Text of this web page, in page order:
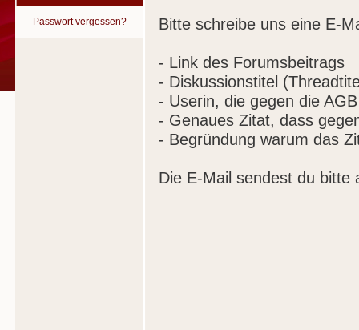
Passwort vergessen? Bitte schreibe uns eine E-
- Link des Forumsbeitrags
- Diskussionstitel
- Userin, die gegen die
- Genaues Zitat, dass
- Begründung warum das
Die E-Mail sendest du bitte